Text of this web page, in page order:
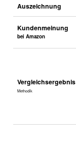
Auszeichnung
Kundenmeinung
bei Amazon
Vergleichsergebnis
Methodik